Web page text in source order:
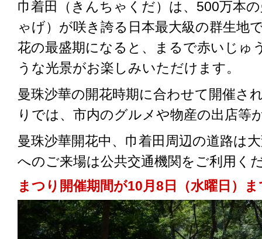
巾着田（きんちゃくだ）は、500万本
ゃげ）が咲き誇る日本最大級の群生地
花の最盛期になると、まるで赤いじゅ
うな光景がお楽しみいただけます。
曼珠沙華の開花時期に合わせて開催さ
りでは、市内のグルメや物産の出店等
曼珠沙華開花中、巾着田周辺の道路は
へのご来場は公共交通機関をご利用く
まつり開催期間が10月8日（水曜日）